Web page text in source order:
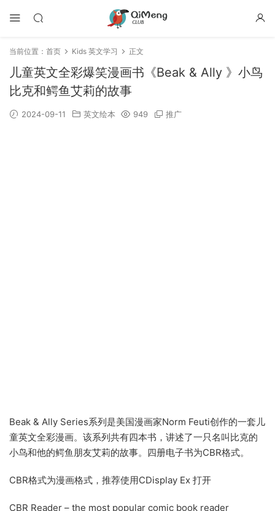
当前位置： 首页 Kids 英文学习 正文
儿童英文全彩爆笑漫画书​《Beak & Ally 》小鸟
比克和鳄鱼艾莉的故事
2024-09-11 英文绘本 949 推广
Beak & Ally Series系列是美国漫画家Norm Feuti创作的一套儿
童英文全彩漫画。该系列共有四本书，讲述了一只名叫比克的
小鸟和他的鳄鱼朋友艾莉的故事。四册电子书为CBR格式。
CBR格式为漫画格式，推荐使用CDisplay Ex 打开
CBR Reader – the most popular comic book reader